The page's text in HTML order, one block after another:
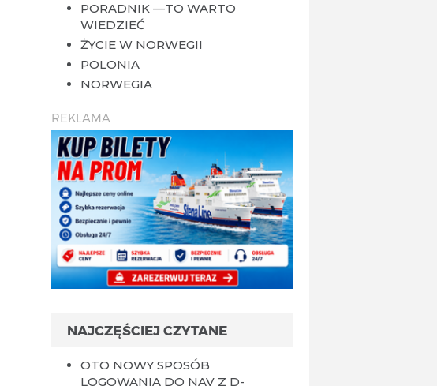
PORADNIK —TO WARTO
WIEDZIEĆ
ŻYCIE W NORWEGII
POLONIA
NORWEGIA
REKLAMA
NAJCZĘŚCIEJ CZYTANE
OTO NOWY SPOSÓB
LOGOWANIA DO NAV Z D-